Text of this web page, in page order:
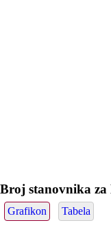
Broj stanovnika za
Grafikon Tabela